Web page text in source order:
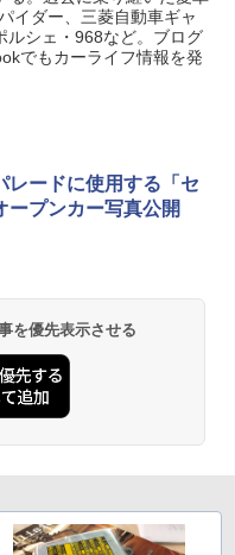
イダー、三菱自動車ギャ
ルシェ・968など。ブログ
でもカーライフ情報を発
レードに使用する「セ
ープンカー写真公開
を優先表示させる